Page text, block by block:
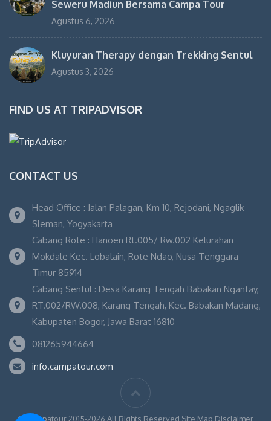
Seweru Madiun Bersama Campa Tour
Agustus 6, 2026
Kluyuran Therapy dengan Trekking Sentul
Agustus 3, 2026
FIND US AT TRIPADVISOR
CONTACT US
Head Office : Jalan Palagan, Km 10, Rejodani, Ngaglik
Sleman, Yogyakarta
Cabang Rote : Hanoen Rt.005/ Rw.002 Kelurahan
Mokdale Kec. Lobalain, Rote Ndao, Nusa Tenggara
Timur 85914
Cabang Sentul : Desa Karang Tengah Babakan Ngantay,
RT.002/RW.008, Karang Tengah, Kec. Babakan Madang,
Kabupaten Bogor, Jawa Barat 16810
081265944664
info.campatour.com
© Campatour 2015-2026 All Rights Reserved Site Map Disclaimer